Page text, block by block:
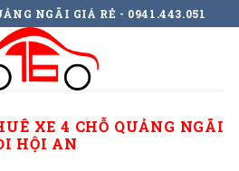
NGÃI GIÁ RẺ - 0941.443.051
XE 4 CHỖ QUẢNG NGÃI
HỘI AN